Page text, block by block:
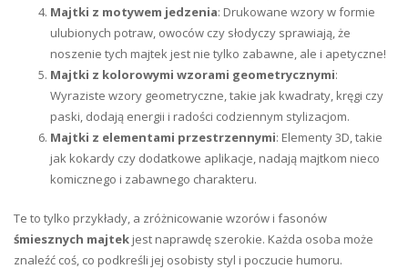
Majtki z motywem jedzenia: Drukowane wzory w formie
ulubionych potraw, owoców czy słodyczy sprawiają, że
noszenie tych majtek jest nie tylko zabawne, ale i apetyczne!
Majtki z kolorowymi wzorami geometrycznymi:
Wyraziste wzory geometryczne, takie jak kwadraty, kręgi czy
paski, dodają energii i radości codziennym stylizacjom.
Majtki z elementami przestrzennymi: Elementy 3D, takie
jak kokardy czy dodatkowe aplikacje, nadają majtkom nieco
komicznego i zabawnego charakteru.
Te to tylko przykłady, a zróżnicowanie wzorów i fasonów
śmiesznych majtek jest naprawdę szerokie. Każda osoba może
znaleźć coś, co podkreśli jej osobisty styl i poczucie humoru.